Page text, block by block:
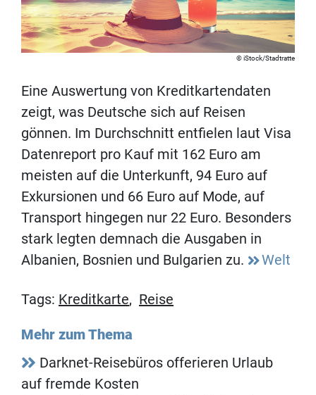
iStock/Stadtratte
Eine Auswertung von Kreditkartendaten
zeigt, was Deutsche sich auf Reisen
gönnen. Im Durchschnitt entfielen laut Visa
Datenreport pro Kauf mit 162 Euro am
meisten auf die Unterkunft, 94 Euro auf
Exkursionen und 66 Euro auf Mode, auf
Transport hingegen nur 22 Euro. Besonders
stark legten demnach die Ausgaben in
Albanien, Bosnien und Bulgarien zu.
Welt
Tags: Kreditkarte, Reise
Mehr zum Thema
Darknet-Reisebüros offerieren Urlaub
auf fremde Kosten